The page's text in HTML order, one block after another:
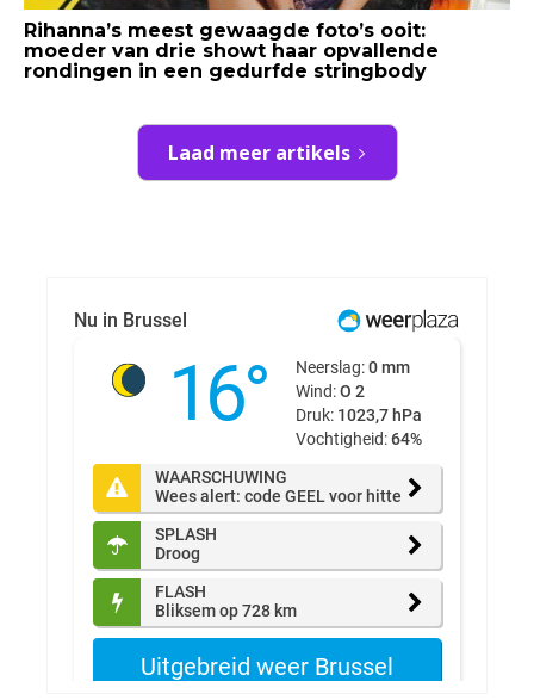
Rihanna’s meest gewaagde foto’s ooit:
moeder van drie showt haar opvallende
rondingen in een gedurfde stringbody
Laad meer artikels